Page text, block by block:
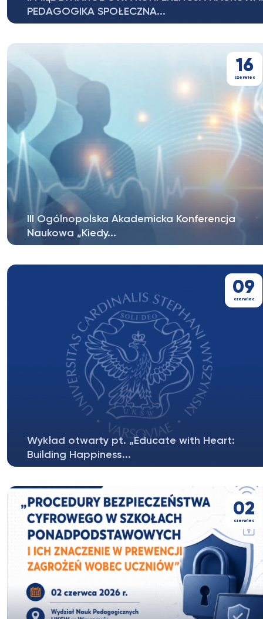
PEDAGOGIKA SPOŁECZNA...
Pedagogiki, Wydział Pedagogiki...
16
czerwiec
III Ogólnopolska Akademicka Konferencja
Naukowa „Kiedy...
kiedy życie traci sens…...
09
czerwiec
Wykład otwarty pt. „Educate with Heart:
Building Happiness...
także emocje i ciało?Czy uczenie...
02
czerwiec